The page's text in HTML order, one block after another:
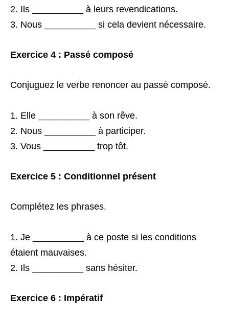
Ils __________ à leurs revendications.
Nous __________ si cela devient nécessaire.
Exercice 4 : Passé composé
Conjuguez le verbe renoncer au passé composé.
Elle __________ à son rêve.
Nous __________ à participer.
Vous __________ trop tôt.
Exercice 5 : Conditionnel présent
Complétez les phrases.
Je __________ à ce poste si les conditions
étaient mauvaises.
Ils __________ sans hésiter.
Exercice 6 : Impératif